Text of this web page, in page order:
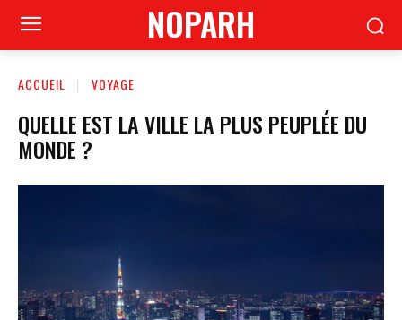
NOPARH
ACCUEIL VOYAGE
QUELLE EST LA VILLE LA PLUS PEUPLÉE DU
MONDE ?